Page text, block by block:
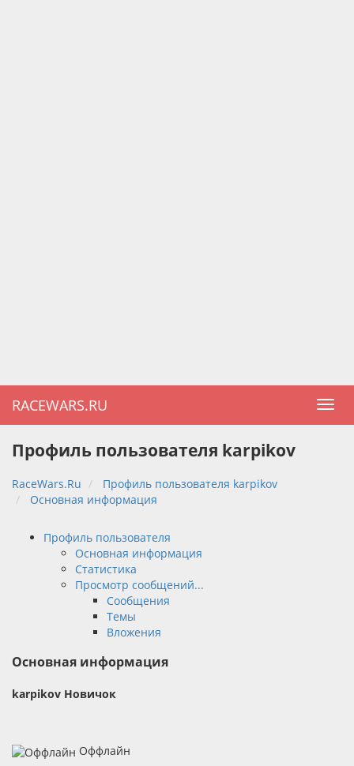
RACEWARS.RU
Профиль пользователя karpikov
RaceWars.Ru
Профиль пользователя karpikov
Основная информация
Профиль пользователя
Основная информация
Статистика
Просмотр сообщений...
Сообщения
Темы
Вложения
Основная информация
karpikov Новичок
Оффлайн